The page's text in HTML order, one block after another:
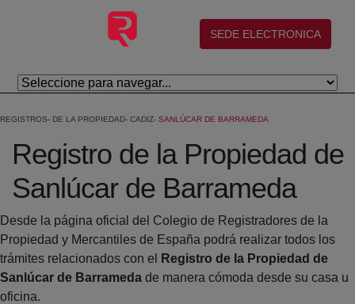
Salta al contingut principal
(abre en nueva ventana)
SEDE ELECTRONICA
REGISTROS DE LA PROPIEDAD CADIZ SANLÚCAR DE BARRAMEDA
Registro de la Propiedad de
Sanlúcar de Barrameda
Desde la página oficial del Colegio de Registradores de la
Propiedad y Mercantiles de España podrá realizar todos los
trámites relacionados con el
Registro de la Propiedad de
Sanlúcar de Barrameda de manera cómoda desde su casa u
oficina.